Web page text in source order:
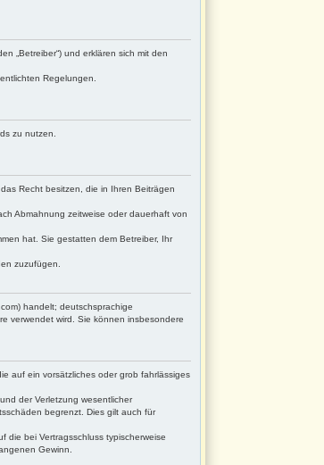
„Betreiber“) und erklären sich mit den
Regelungen.
zu nutzen.
Recht besitzen, die in Ihren Beiträgen
Abmahnung zeitweise oder dauerhaft von
hat. Sie gestatten dem Betreiber, Ihr
zuzufügen.
handelt; deutschsprachige
verwendet wird. Sie können insbesondere
auf ein vorsätzliches oder grob fahrlässiges
der Verletzung wesentlicher
begrenzt. Dies gilt auch für
die bei Vertragsschluss typischerweise
Gewinn.